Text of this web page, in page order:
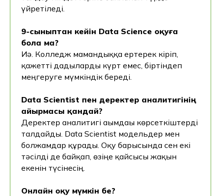
үйретіледі.
9-сыныптан кейін Data Science оқуға
бола ма?
Иә. Колледж мамандыққа ертерек кіріп,
қажетті дағдыларды күрт емес, біртіндеп
меңгеруге мүмкіндік береді.
Data Scientist пен деректер аналитигінің
айырмасы қандай?
Деректер аналитигі ағымдағы көрсеткіштерді
талдайды. Data Scientist модельдер мен
болжамдар құрады. Оқу барысында сен екі
тәсілді де байқап, өзіңе қайсысы жақын
екенін түсінесің.
Онлайн оқу мүмкін бе?